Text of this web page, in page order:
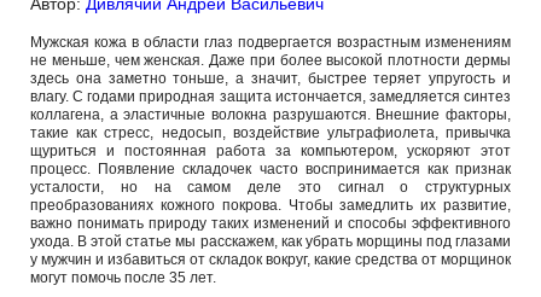
Мужская кожа в области глаз подвергается возрастным изменениям
не меньше, чем женская. Даже при более высокой плотности дермы
здесь она заметно тоньше, а значит, быстрее теряет упругость и
влагу. С годами природная защита истончается, замедляется синтез
коллагена, а эластичные волокна разрушаются. Внешние факторы,
такие как стресс, недосып, воздействие ультрафиолета, привычка
щуриться и постоянная работа за компьютером, ускоряют этот
процесс. Появление складочек часто воспринимается как признак
усталости, но на самом деле это сигнал о структурных
преобразованиях кожного покрова. Чтобы замедлить их развитие,
важно понимать природу таких изменений и способы эффективного
ухода. В этой статье мы расскажем, как убрать морщины под глазами
у мужчин и избавиться от складок вокруг, какие средства от морщинок
могут помочь после 35 лет.